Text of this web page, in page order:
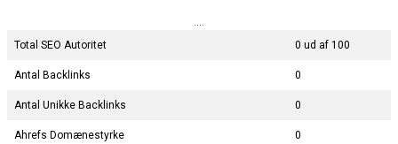
Total SEO Autoritet
0 ud af 100
Antal Backlinks 0
Antal Unikke Backlinks 0
Ahrefs Domænestyrke 0